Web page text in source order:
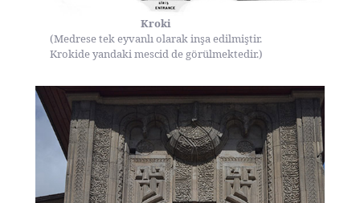
Kroki
(Medrese tek eyvanlı olarak inşa edilmiştir.
Krokide yandaki mescid de görülmektedir.)